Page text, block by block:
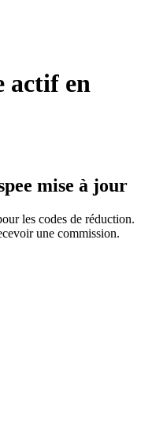
actif en
mise à jour
les codes de réduction.
une commission.